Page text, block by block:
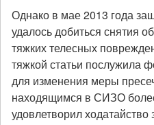
Однако в мае 2013 года
удалось добиться снятия
тяжких телесных
тяжкой статьи послужила
для изменения меры
находящимся в СИЗО
удовлетворил